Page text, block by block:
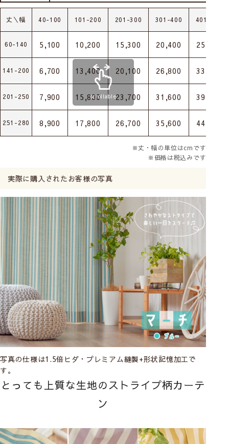
丈＼幅 40-100 101-200 201-300 301-400 401-500
60-140 5,100 10,200 15,300 20,400 25,500
141-200 6,700 13,400 20,100 26,800 33,500
201-250 7,900 15,800 23,700 31,600 39,500
251-280 8,900 17,800 26,700 35,600 44,500
scrollable
※丈・幅の単位はcmです
※価格は税込みです
実際に購入されたお客様の写真
写真の仕様は1.5倍ヒダ・プレミアム縫製+形状記憶加工で
す。
とっても上質な生地のストライプ柄カーテ
ン